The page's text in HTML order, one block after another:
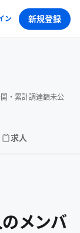
ン 新規登録
・ 累計調達額未公
求人
のメンバ